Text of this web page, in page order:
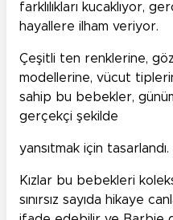
farklılıkları kucaklıyor,
hayallere ilham veriyor.
Çeşitli ten renklerine,
modellerine, vücut
sahip bu bebekler,
gerçekçi şekilde
yansıtmak için tasarlandı.
Kızlar bu bebekleri
sınırsız sayıda hikaye